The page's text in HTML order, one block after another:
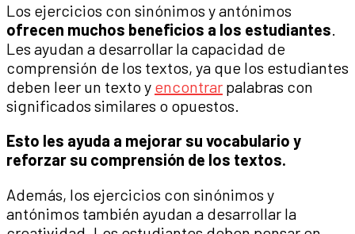
Los ejercicios con sinónimos y antónimos
ofrecen muchos beneficios a los estudiantes.
Les ayudan a desarrollar la capacidad de
comprensión de los textos, ya que los estudiantes
deben leer un texto y encontrar palabras con
significados similares o opuestos.
Esto les ayuda a mejorar su vocabulario y
reforzar su comprensión de los textos.
Además, los ejercicios con sinónimos y
antónimos también ayudan a desarrollar la